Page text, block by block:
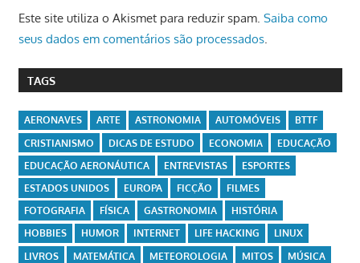
Este site utiliza o Akismet para reduzir spam. Saiba como
seus dados em comentários são processados.
TAGS
AERONAVES ARTE ASTRONOMIA AUTOMÓVEIS
BTTF
CRISTIANISMO
DICAS DE ESTUDO ECONOMIA
EDUCAÇÃO
EDUCAÇÃO AERONÁUTICA
ENTREVISTAS
ESPORTES
ESTADOS UNIDOS
EUROPA FICÇÃO
FILMES
FOTOGRAFIA
FÍSICA GASTRONOMIA
HISTÓRIA
HOBBIES
HUMOR INTERNET LIFE HACKING
LINUX
LIVROS
MATEMÁTICA METEOROLOGIA MITOS
MÚSICA